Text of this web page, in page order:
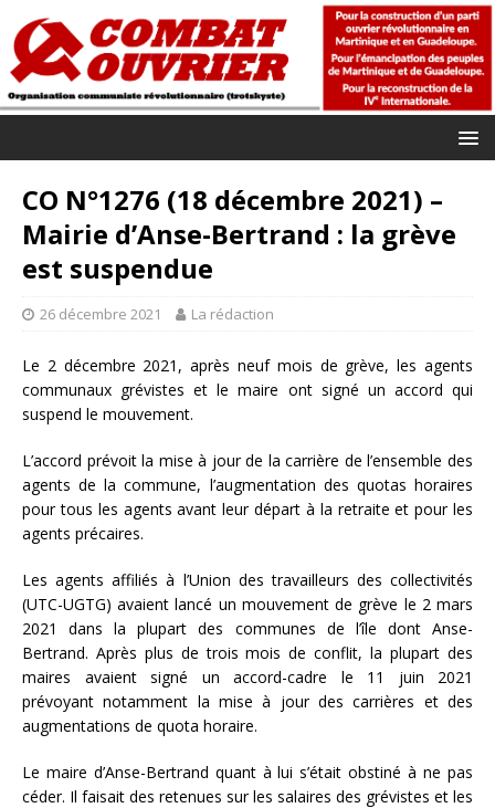
CO N°1276 (18 décembre 2021) –
Mairie d’Anse-Bertrand : la grève
est suspendue
26 décembre 2021 La rédaction
Le 2 décembre 2021, après neuf mois de grève, les agents
communaux grévistes et le maire ont signé un accord qui
suspend le mouvement.
L’accord prévoit la mise à jour de la carrière de l’ensemble des
agents de la commune, l’augmentation des quotas horaires
pour tous les agents avant leur départ à la retraite et pour les
agents précaires.
Les agents affiliés à l’Union des travailleurs des collectivités
(UTC-UGTG) avaient lancé un mouvement de grève le 2 mars
2021 dans la plupart des communes de l’île dont Anse-
Bertrand. Après plus de trois mois de conflit, la plupart des
maires avaient signé un accord-cadre le 11 juin 2021
prévoyant notamment la mise à jour des carrières et des
augmentations de quota horaire.
Le maire d’Anse-Bertrand quant à lui s’était obstiné à ne pas
céder. Il faisait des retenues sur les salaires des grévistes et les